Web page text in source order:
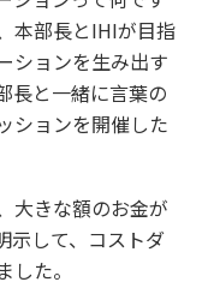
本部長とIHIが目指
ションを生み出す
長と一緒に言葉の
ションを開催した
大きな額のお金が
示して、コストダ
た。